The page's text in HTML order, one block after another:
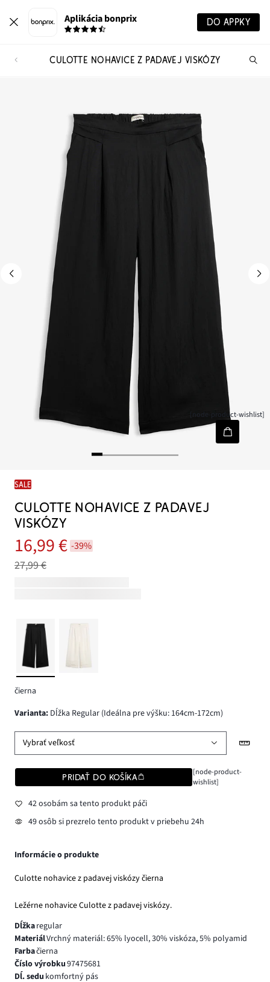
Aplikácia bonprix DO APPKY
CULOTTE NOHAVICE Z PADAVEJ VISKÓZY
[node-product-wishlist]
SALE
CULOTTE NOHAVICE Z PADAVEJ
VISKÓZY
16,99 € -39%
27,99 €
čierna
varianta: Dĺžka Regular (Ideálna pre výšku: 164cm-172cm)
Vybrať veľkosť
PRIDAŤ DO KOŠÍKA
[node-product-
wishlist]
42 osobám sa tento produkt páči
49 osôb si prezrelo tento produkt v priebehu 24h
Informácie o produkte
Culotte nohavice z padavej viskózy čierna
Ležérne nohavice Culotte z padavej viskózy.
Dĺžkaregular
MateriálVrchný materiál: 65% lyocell, 30% viskóza, 5% polyamid
Farbačierna
Číslo výrobku97475681
Dĺ. sedu komfortný pás